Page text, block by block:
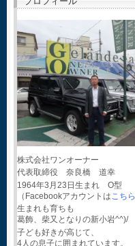
株式会社ワンオーナー
代表取締役 奈良橋 道幸
1964年3月23日生まれ O型
（Facebookアカウントはこちら
生まれも育ちも
葛飾、柴又となりの新小岩^^)/
子ども好きが高じて、
4人の息子に囲まれています。